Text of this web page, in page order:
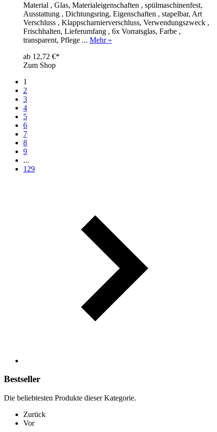
Material , Glas, Materialeigenschaften , spülmaschinenfest,
Ausstattung , Dichtungsring, Eigenschaften , stapelbar, Art
Verschluss , Klappscharnierverschluss, Verwendungszweck ,
Frischhalten, Lieferumfang , 6x Vorratsglas, Farbe ,
transparent, Pflege ... Mehr »
ab 12,72 €*
Zum Shop
1
2
3
4
5
6
7
8
9
...
129
Bestseller
Die beliebtesten Produkte dieser Kategorie.
Zurück
Vor